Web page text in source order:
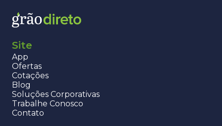
Site
App
Ofertas
Cotações
Blog
Soluções Corporativas
Trabalhe Conosco
Contato